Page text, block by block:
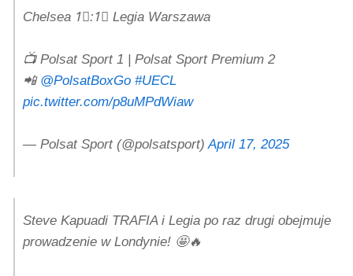
Chelsea 1⃣:1⃣ Legia Warszawa
📺 Polsat Sport 1 | Polsat Sport Premium 2
📲 @PolsatBoxGo #UECL
pic.twitter.com/p8uMPdWiaw
— Polsat Sport (@polsatsport)April 17, 2025
Steve Kapuadi TRAFIA i Legia po raz drugi obejmuje
prowadzenie w Londynie! 🤩🔥